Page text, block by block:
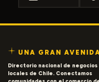
UNA GRAN
Directorio nacional de negocios
locales de Chile. Conectamos